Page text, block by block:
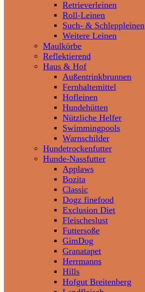
Retrieverleinen
Roll-Leinen
Such- & Schleppleinen
Weitere Leinen
Maulkörbe
Reflektierend
Haus & Hof
Außentrinkbrunnen
Fernhaltemittel
Hofleinen
Hundehütten
Nützliche Helfer
Swimmingpools
Warnschilder
Hundetrockenfutter
Hunde-Nassfutter
Applaws
Bozita
Classic
Dogz finefood
Exclusion Diet
Fleischeslust
Futtersoße
GimDog
Granatapet
Herrmanns
Hills
Hofgut Breitenberg